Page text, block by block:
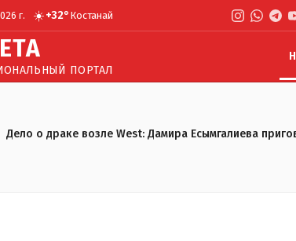
г. ☀️+32° Костанай
ПОРТАЛ
Дело о драке возле West: Дамира Есымгалиева